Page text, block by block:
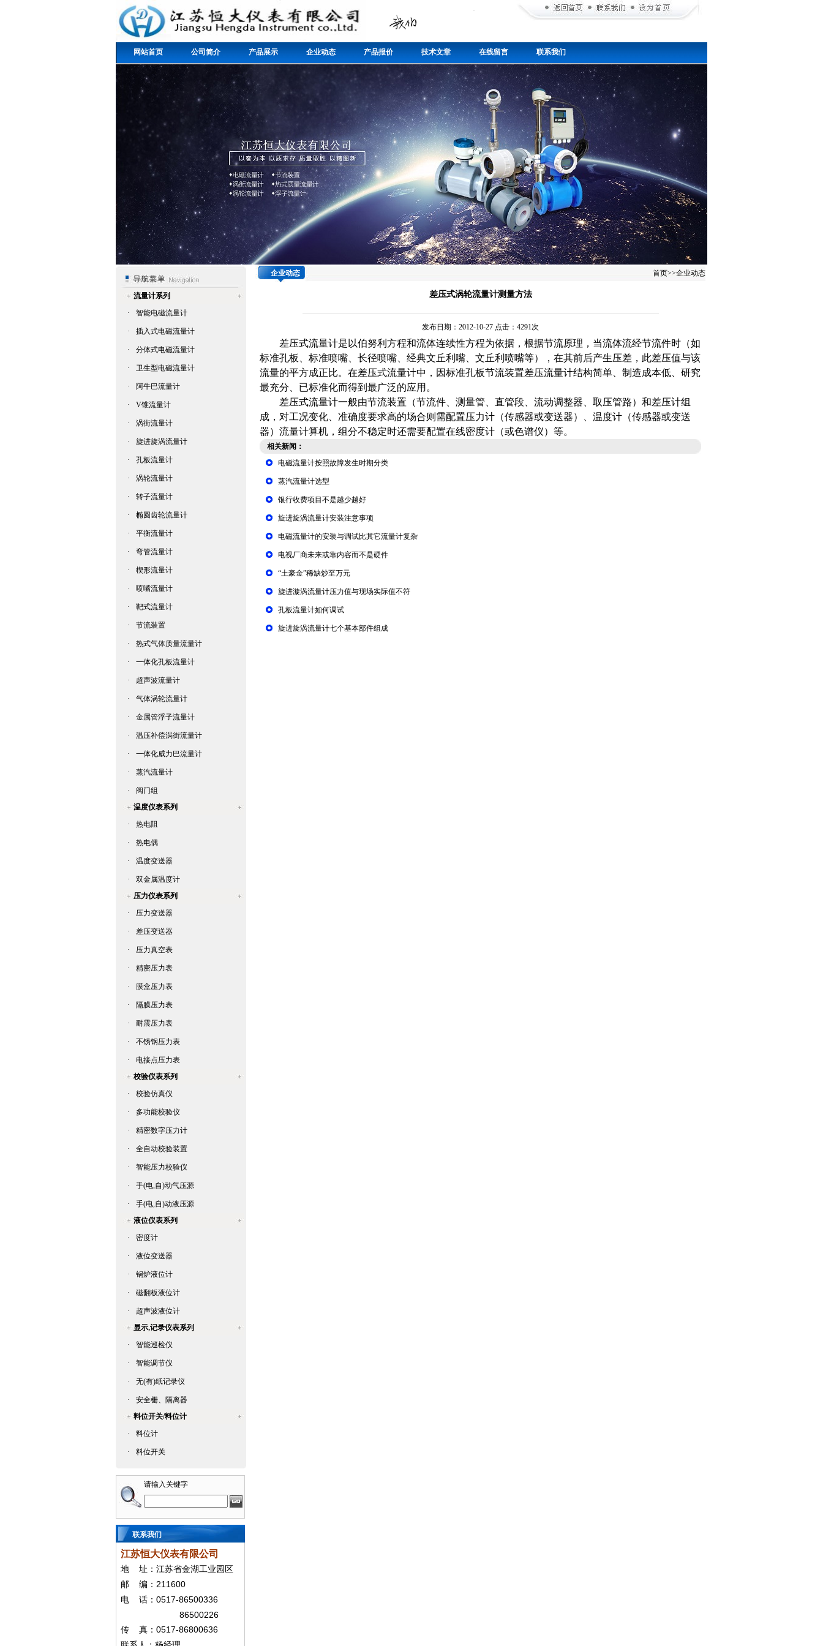
网站首页 公司简介 产品展示 企业动态 产品报价 技术文章 在线留言 联系我们
流量计系列
·
智能电磁流量计
· 插入式电磁流量计
· 分体式电磁流量计
· 卫生型电磁流量计
· 阿牛巴流量计
· V锥流量计
· 涡街流量计
· 旋进旋涡流量计
· 孔板流量计
· 涡轮流量计
· 转子流量计
· 椭圆齿轮流量计
· 平衡流量计
· 弯管流量计
· 楔形流量计
· 喷嘴流量计
· 靶式流量计
· 节流装置
· 热式气体质量流量计
· 一体化孔板流量计
· 超声波流量计
· 气体涡轮流量计
· 金属管浮子流量计
· 温压补偿涡街流量计
· 一体化威力巴流量计
· 蒸汽流量计
·
阀门组
温度仪表系列
·
热电阻
· 热电偶
· 温度变送器
·
双金属温度计
压力仪表系列
·
压力变送器
· 差压变送器
· 压力真空表
· 精密压力表
· 膜盒压力表
· 隔膜压力表
· 耐震压力表
· 不锈钢压力表
·
电接点压力表
校验仪表系列
·
校验仿真仪
· 多功能校验仪
· 精密数字压力计
· 全自动校验装置
· 智能压力校验仪
· 手(电,自)动气压源
·
手(电,自)动液压源
液位仪表系列
·
密度计
· 液位变送器
· 锅炉液位计
· 磁翻板液位计
·
超声波液位计
显示,记录仪表系列
·
智能巡检仪
· 智能调节仪
· 无(有)纸记录仪
·
安全栅、隔离器
料位开关/料位计
·
料位计
· 料位开关
请输入关键字
联系我们
江苏恒大仪表有限公司
地
址：江苏省金湖工业园区
邮
编： 211600
电 话： 0517-86500336
86500226
传 真： 0517-86800636
企业动态 首页>>企业动态
差压式涡轮流量计测量方法
发布日期：2012-10-27 点击：4291次
差压式流量计是以伯努利方程和流体连续性方程为依据，根据节流原理，当流体流经节流件时（如
标准孔板、标准喷嘴、长径喷嘴、经典文丘利嘴、文丘利喷嘴等），在其前后产生压差，此差压值与该
流量的平方成正比。在差压式流量计中，因标准孔板节流装置差压流量计结构简单、制造成本低、研究
最充分、已标准化而得到最广泛的应用。
差压式流量计一般由节流装置（节流件、测量管、直管段、流动调整器、取压管路）和差压计组
成，对工况变化、准确度要求高的场合则需配置压力计（传感器或变送器）、温度计（传感器或变送
器）流量计算机，组分不稳定时还需要配置在线密度计（或色谱仪）等。
相关新闻：
电磁流量计按照故障发生时期分类
蒸汽流量计选型
银行收费项目不是越少越好
旋进旋涡流量计安装注意事项
电磁流量计的安装与调试比其它流量计复杂
电视厂商未来或靠内容而不是硬件
“土豪金”稀缺炒至万元
旋进漩涡流量计压力值与现场实际值不符
孔板流量计如何调试
旋进旋涡流量计七个基本部件组成